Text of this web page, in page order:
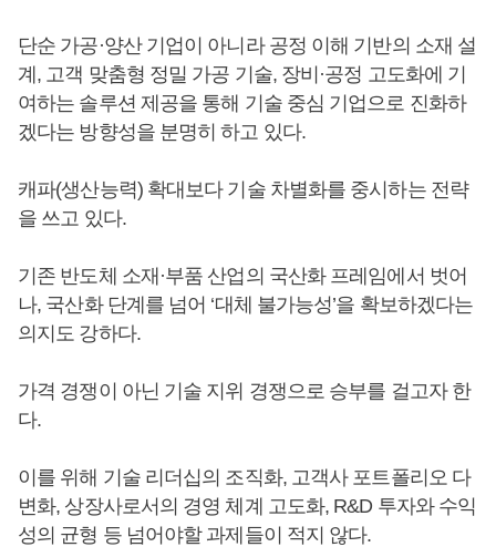
단순 가공·양산 기업이 아니라 공정 이해 기반의 소재 설
계, 고객 맞춤형 정밀 가공 기술, 장비·공정 고도화에 기
여하는 솔루션 제공을 통해 기술 중심 기업으로 진화하
겠다는 방향성을 분명히 하고 있다.
캐파(생산능력) 확대보다 기술 차별화를 중시하는 전략
을 쓰고 있다.
기존 반도체 소재·부품 산업의 국산화 프레임에서 벗어
나, 국산화 단계를 넘어 ‘대체 불가능성’을 확보하겠다는
의지도 강하다.
가격 경쟁이 아닌 기술 지위 경쟁으로 승부를 걸고자 한
다.
이를 위해 기술 리더십의 조직화, 고객사 포트폴리오 다
변화, 상장사로서의 경영 체계 고도화, R&D 투자와 수익
성의 균형 등 넘어야할 과제들이 적지 않다.